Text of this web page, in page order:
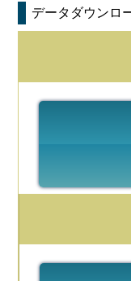
データダウンロ